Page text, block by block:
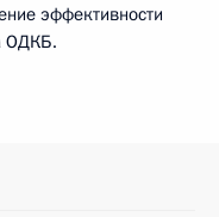
эффективности
ОДКБ.